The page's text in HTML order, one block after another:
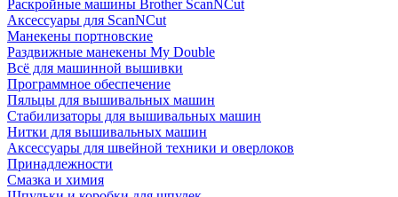
Раскройные машины Brother ScanNCut
Аксессуары для ScanNCut
Манекены портновские
Раздвижные манекены My Double
Всё для машинной вышивки
Программное обеспечение
Пяльцы для вышивальных машин
Стабилизаторы для вышивальных машин
Нитки для вышивальных машин
Аксессуары для швейной техники и оверлоков
Принадлежности
Смазка и химия